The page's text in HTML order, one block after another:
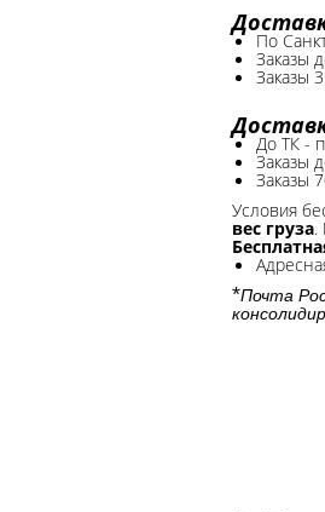
По
Заказы
Заказы
До ТК -
Заказы
Заказы
Условия
вес груза.
*Почта